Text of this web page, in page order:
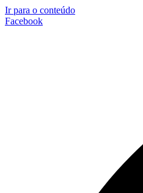
Ir para o conteúdo
Facebook